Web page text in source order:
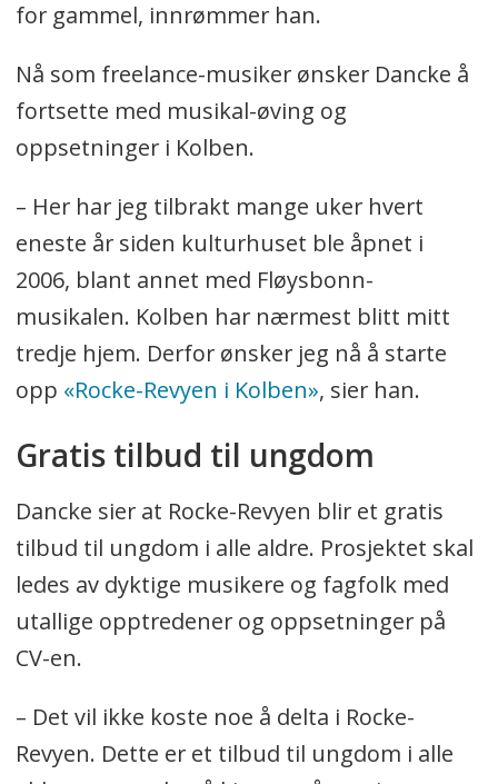
for gammel, innrømmer han.
Nå som freelance-musiker ønsker Dancke å
fortsette med musikal-øving og
oppsetninger i Kolben.
– Her har jeg tilbrakt mange uker hvert
eneste år siden kulturhuset ble åpnet i
2006, blant annet med Fløysbonn-
musikalen. Kolben har nærmest blitt mitt
tredje hjem. Derfor ønsker jeg nå å starte
opp «Rocke-Revyen i Kolben», sier han.
Gratis tilbud til ungdom
Dancke sier at Rocke-Revyen blir et gratis
tilbud til ungdom i alle aldre. Prosjektet skal
ledes av dyktige musikere og fagfolk med
utallige opptredener og oppsetninger på
CV-en.
– Det vil ikke koste noe å delta i Rocke-
Revyen. Dette er et tilbud til ungdom i alle